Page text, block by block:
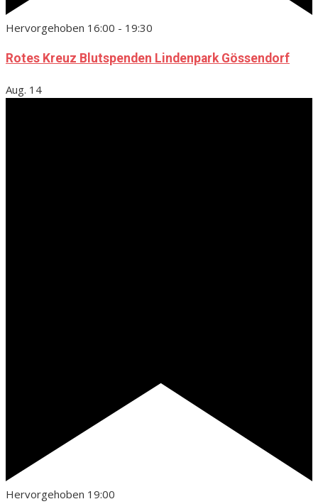
Hervorgehoben 16:00 - 19:30
Rotes Kreuz Blutspenden Lindenpark Gössendorf
Aug. 14
Hervorgehoben 19:00